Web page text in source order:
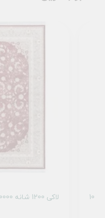
فرش ماشینی طرح 10ES0000 لاکی 1200 شانه